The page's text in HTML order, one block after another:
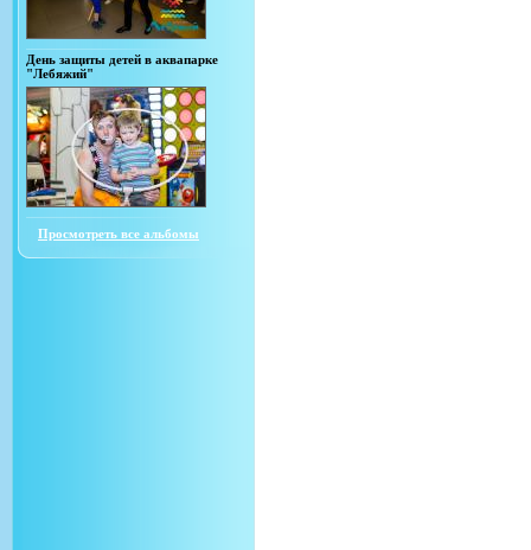
День защиты детей в аквапарке
"Лебяжий"
Просмотреть все альбомы